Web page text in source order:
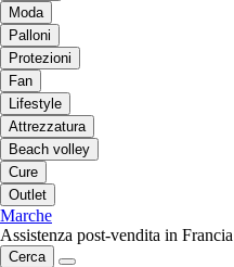
Moda
Palloni
Protezioni
Fan
Lifestyle
Attrezzatura
Beach volley
Cure
Outlet
Marche
Assistenza post-vendita in Francia
Cerca